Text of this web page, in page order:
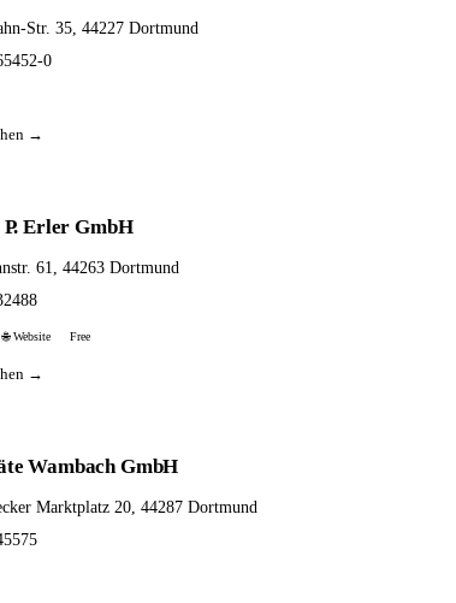
Str. 35, 44227 Dortmund
0
→
Erler GmbH
61, 44263 Dortmund
🌐 Website Free
→
Wambach GmbH
Marktplatz 20, 44287 Dortmund